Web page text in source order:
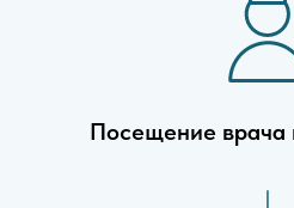
Посещение врача